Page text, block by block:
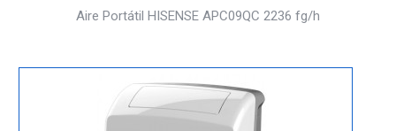
Aire Portátil HISENSE APC09QC 2236 fg/h